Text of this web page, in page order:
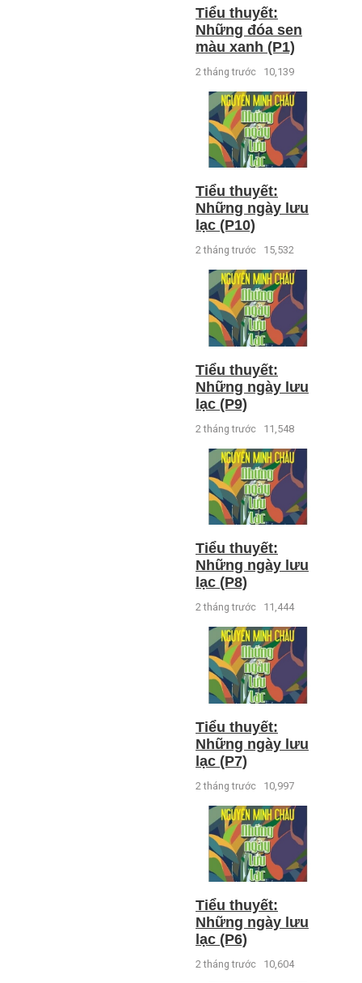
Tiểu thuyết:
Những đóa sen
màu xanh (P1)
2 tháng trước 10,139
Tiểu thuyết:
Những ngày lưu
lạc (P10)
2 tháng trước 15,532
Tiểu thuyết:
Những ngày lưu
lạc (P9)
2 tháng trước 11,548
Tiểu thuyết:
Những ngày lưu
lạc (P8)
2 tháng trước 11,444
Tiểu thuyết:
Những ngày lưu
lạc (P7)
2 tháng trước 10,997
Tiểu thuyết:
Những ngày lưu
lạc (P6)
2 tháng trước 10,604